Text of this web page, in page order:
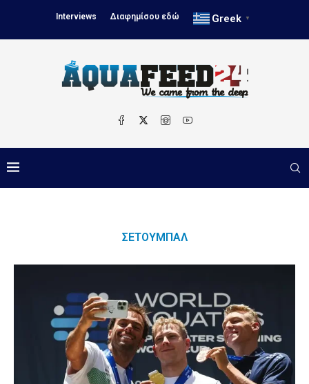
Interviews Διαφημίσου εδώ Greek ▼
ΣΕΤΟΎΜΠΑΛ